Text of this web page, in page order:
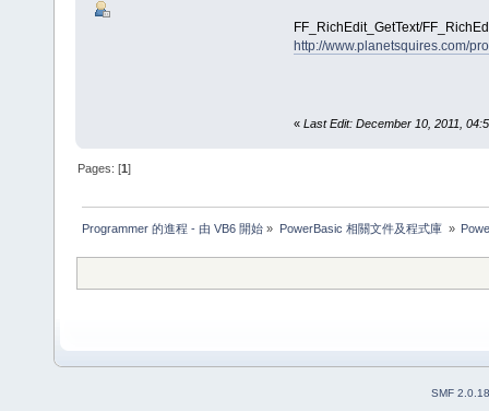
FF_RichEdit_GetText/
http://www.planetsquires.com/
« Last Edit: December 10, 2011,
Pages: [1]
Programmer 的進程 - 由 VB6 開始 » PowerBasic 相關文件及程式庫 »
SMF 2.0.18